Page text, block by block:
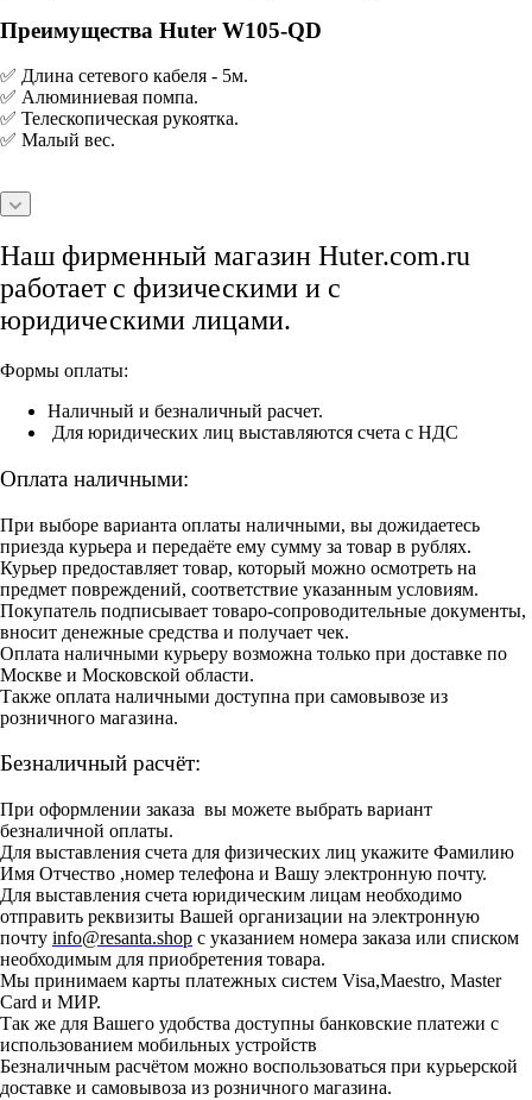
Преимущества Huter W105-QD
✅ Длина сетевого кабеля - 5м.
✅ Алюминиевая помпа.
✅ Телескопическая рукоятка.
✅ Малый вес.
Наш фирменный магазин Huter.com.ru
работает с физическими и с
юридическими лицами.
Формы оплаты:
Наличный и безналичный расчет.
Для юридических лиц выставляются счета с НДС
Оплата наличными:
При выборе варианта оплаты наличными, вы дожидаетесь
приезда курьера и передаёте ему сумму за товар в рублях.
Курьер предоставляет товар, который можно осмотреть на
предмет повреждений, соответствие указанным условиям.
Покупатель подписывает товаро-сопроводительные документы,
вносит денежные средства и получает чек.
Оплата наличными курьеру возможна только при доставке по
Москве и Московской области.
Также оплата наличными доступна при самовывозе из
розничного магазина.
Безналичный расчёт:
При оформлении заказа вы можете выбрать вариант
безналичной оплаты.
Для выставления счета для физических лиц укажите Фамилию
Имя Отчество ,номер телефона и Вашу электронную почту.
Для выставления счета юридическим лицам необходимо
отправить реквизиты Вашей организации на электронную
почту info@resanta.shop с указанием номера заказа или списком
необходимым для приобретения товара.
Мы принимаем карты платежных систем Visa,Maestro, Master
Card и МИР.
Так же для Вашего удобства доступны банковские платежи с
использованием мобильных устройств
Безналичным расчётом можно воспользоваться при курьерской
доставке и самовывоза из розничного магазина.